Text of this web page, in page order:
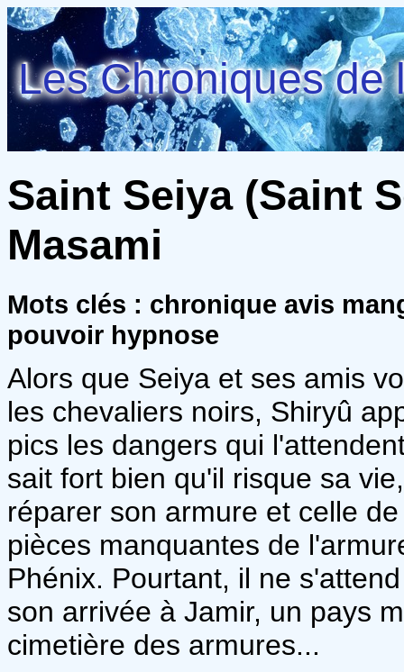
Les Chroniques de
Saint Seiya (Saint
Masami
Mots clés : chronique avis
pouvoir hypnose
Alors que Seiya et ses amis
les chevaliers noirs, Shiryû
pics les dangers qui
sait fort bien qu'il risque sa
réparer son armure et celle
pièces manquantes de
Phénix. Pourtant, il ne
son arrivée à Jamir, un pays
cimetière des armures...